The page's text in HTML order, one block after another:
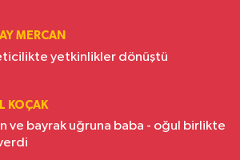
MERCAN
yetkinlikler dönüştü
KOÇAK
ve bayrak uğruna baba - oğul birlikte